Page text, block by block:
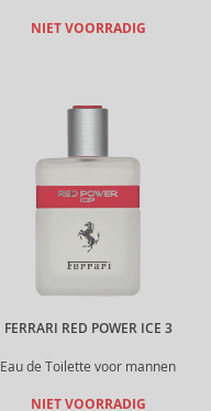
NIET VOORRADIG
FERRARI RED POWER ICE 3
Eau de Toilette voor mannen
NIET VOORRADIG